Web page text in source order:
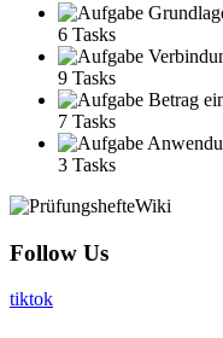
6 Tasks
9 Tasks
Betrag
7 Tasks
3 Tasks
Follow Us
tiktok